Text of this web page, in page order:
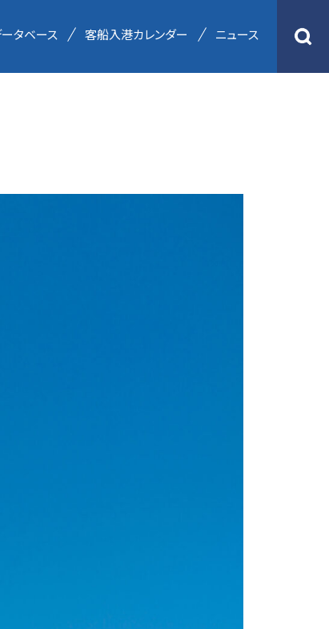
タベース 客船入港カレンダー ニュース